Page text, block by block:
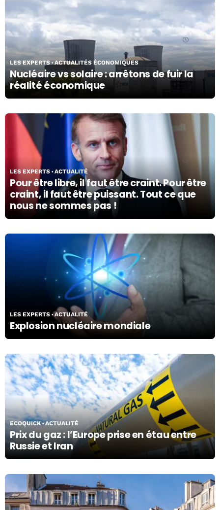
Nucléaire vs solaire : arrêtons de fuir la
réalité économique
LES EXPERTS ACTUALITÉS ÉCONOMIQUES
03/03/26
Pour être libre, il faut être craint. Pour être
craint, il faut être puissant. Tout ce que
nous ne sommes pas !
LES EXPERTS ACTUALITÉ
Explosion nucléaire mondiale
LES EXPERTS ACTUALITÉ
02/03/26
Prix du gaz : l’Europe prise en étau entre
Russie et Iran
ECOQUICK ACTUALITÉ